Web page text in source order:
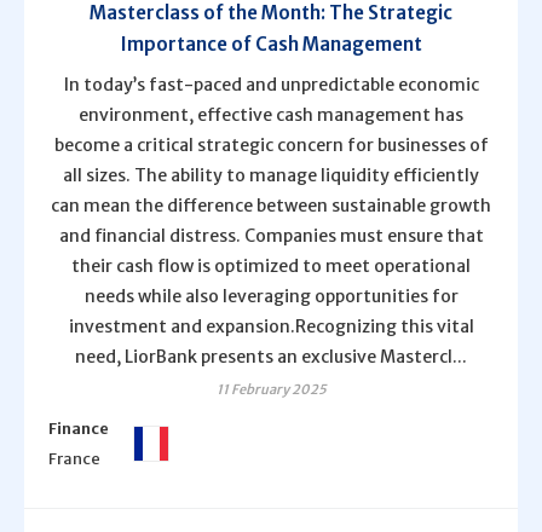
Masterclass of the Month: The Strategic
Importance of Cash Management
In today’s fast-paced and unpredictable economic
environment, effective cash management has
become a critical strategic concern for businesses of
all sizes. The ability to manage liquidity efficiently
can mean the difference between sustainable growth
and financial distress. Companies must ensure that
their cash flow is optimized to meet operational
needs while also leveraging opportunities for
investment and expansion.Recognizing this vital
need, LiorBank presents an exclusive Mastercl...
11 February 2025
Finance
France